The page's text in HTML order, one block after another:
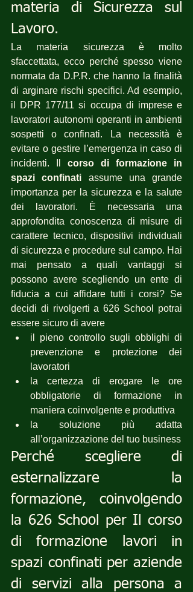
materia di Sicurezza sul
Lavoro.
La materia sicurezza è molto
sfaccettata, ecco perché spesso viene
normata da D.P.R. che hanno la finalità
di arginare rischi specifici. Ad esempio,
il DPR 177/11 si occupa di imprese e
lavoratori autonomi operanti in ambienti
sospetti o confinati. La necessità è
evitare o gestire l’emergenza in caso di
incidenti. Il corso di formazione in
spazi confinati assume una grande
importanza per la sicurezza e la salute
dei lavoratori. È necessaria una
approfondita conoscenza di misure di
carattere tecnico, dispositivi individuali
di sicurezza e procedure sul campo. Hai
mai pensato a quali vantaggi si
possono avere scegliendo un ente di
fiducia a cui affidare tutti i corsi? Se
decidi di rivolgerti a 626 School potrai
essere sicuro di avere
il pieno controllo sugli obblighi di
prevenzione e protezione dei
lavoratori
la certezza di erogare le ore
obbligatorie di formazione in
maniera coinvolgente e produttiva
la soluzione più adatta
all’organizzazione del tuo business
Perché scegliere di
esternalizzare la
formazione, coinvolgendo
la 626 School per Il corso
di formazione lavori in
spazi confinati per aziende
di servizi alla persona a